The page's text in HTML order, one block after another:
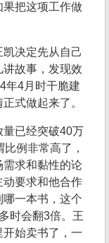
把这项工作做
决定先从自己
故事，发现效
年4月时干脆建
式做起来了。
量已经突破40万
例非常高了，
求和黏性的论
要求和他合作
一本书，这个
时会翻3倍。王
始卖书了，一